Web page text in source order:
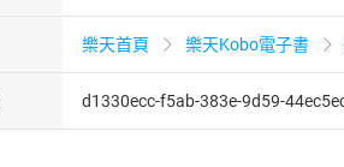
樂天首頁 樂天Kobo電子書
d1330ecc-f5ab-383e-9d59-